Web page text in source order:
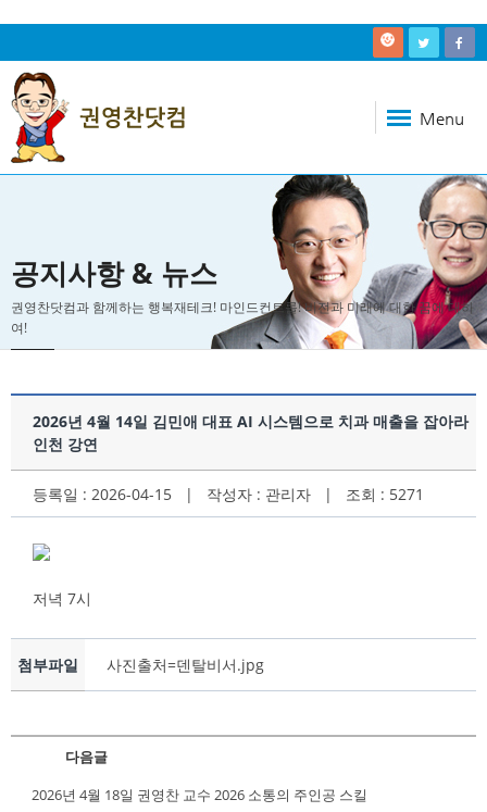
Menu
공지사항 & 뉴스
권영찬닷컴과 함께하는 행복재테크! 마인드컨트롤! 비전과 미래에 대한 꿈에 대하
여!
2026년 4월 14일 김민애 대표 AI 시스템으로 치과 매출을 잡아라
인천 강연
등록일 : 2026-04-15 | 작성자 : 관리자 | 조회 : 5271
저녁 7시
첨부파일 사진출처=덴탈비서.jpg
다음글
2026년 4월 18일 권영찬 교수 2026 소통의 주인공 스킬